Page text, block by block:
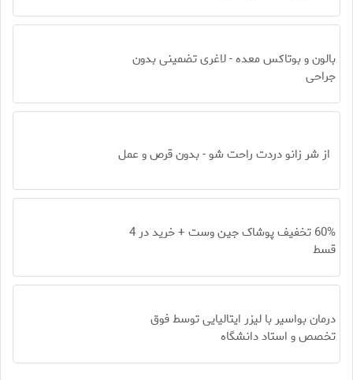
بالون و بوتاکس معده - لاغری تضمینی بدون
جراحی
از شر زانو دردت راحت شو - بدون قرص و عمل
60% تخفیف پوشاک جین وست + خرید در 4
قسط
درمان بواسیر با لیزر ایتالیایی توسط فوق
تخصص و استاد دانشگاه